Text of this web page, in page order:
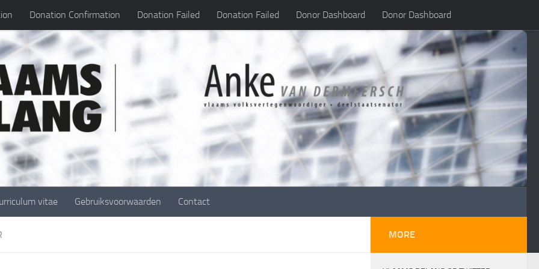
Donation Confirmation Donation Failed Donation Failed Donor Dashboard Donor Dashboard
vitae Gebruiksvoorwaarden Contact
MORE